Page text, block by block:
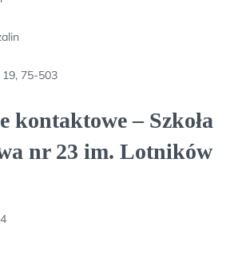
75-503
kontaktowe – Szkoła
nr 23 im. Lotników